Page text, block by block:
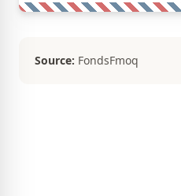
Source: FondsFmoq